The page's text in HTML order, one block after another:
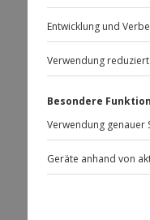
im Preis nicht